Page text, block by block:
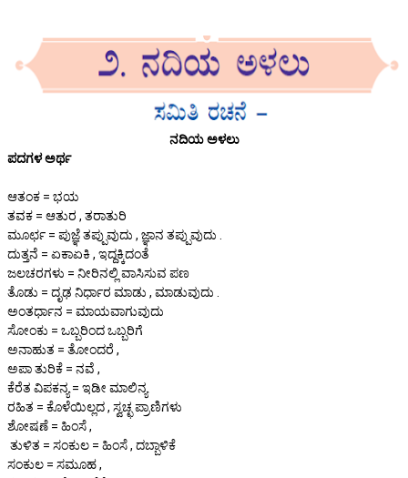
ನದಿಯ ಅಳಲು
ಪದಗಳ ಅರ್ಥ
ಆತಂಕ = ಭಯ
ತವಕ = ಆತುರ , ತರಾತುರಿ
ಮೂರ್ಛ = ಪುಜ್ಞೆ ತಪ್ಪುವುದು , ಜ್ಞಾನ ತಪ್ಪುವುದು .
ದುತ್ತನೆ = ಏಕಾಏಕಿ , ಇದ್ದಕ್ಕಿದಂತೆ
ಜಲಚರಗಳು = ನೀರಿನಲ್ಲಿ ವಾಸಿಸುವ ಪಣ
ತೊಡು = ದೃಢ ನಿರ್ಧಾರ ಮಾಡು , ಮಾಡುವುದು .
ಅಂತರ್ಧಾನ = ಮಾಯವಾಗುವುದು
ಸೋಂಕು = ಒಬ್ಬರಿಂದ ಒಬ್ಬರಿಗೆ
ಅನಾಹುತ = ತೋಂದರೆ ,
ಅಪಾ ತುರಿಕೆ = ನವೆ ,
ಕೆರೆತ ವಿಪಕನ್ಯ = ಇಡೀ ಮಾಲಿನ್ಯ
ರಹಿತ = ಕೊಳೆಯಿಲ್ಲದ , ಸ್ವಚ್ಛ ಪ್ರಾಣಿಗಳು
ಶೋಷಣೆ = ಹಿಂಸೆ ,
ತುಳಿತ = ಸಂಕುಲ = ಹಿಂಸೆ , ದಬ್ಬಾಳಿಕೆ
ಸಂಕುಲ = ಸಮೂಹ ,